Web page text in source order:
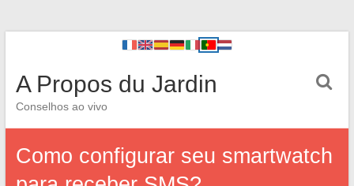
A Propos du Jardin
Conselhos ao vivo
Como configurar seu smartwatch